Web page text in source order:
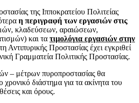
της Ιπποκρατείου Πολιτείας
η περιγραφή των εργασιών στις
κλαδεύσεων, αραιώσεων,
και τα τιμολόγια εργασιών στην
Προστασίας έχει εγκριθεί
Γραμματεία Πολιτικής Προστασίας.
– μέτρων πυροπροστασίας θα
χρονικό διάστημα για τα ακίνητα του
και όρους.